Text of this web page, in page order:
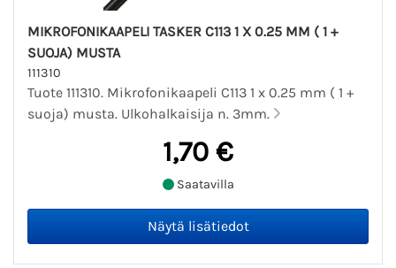
MIKROFONIKAAPELI TASKER C113 1 X 0.25 MM ( 1 +
SUOJA) MUSTA
111310
Tuote 111310. Mikrofonikaapeli C113 1 x 0.25 mm ( 1 +
suoja) musta. Ulkohalkaisija n. 3mm.
1,70 €
Saatavilla